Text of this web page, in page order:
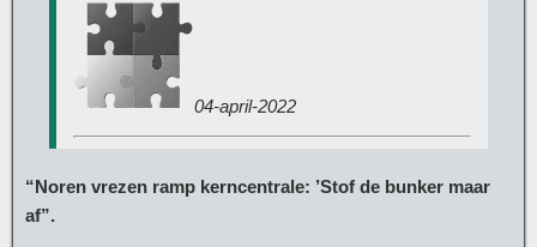
04-april-2022
“Noren vrezen ramp kerncentrale: ’Stof de bunker maar
af”.